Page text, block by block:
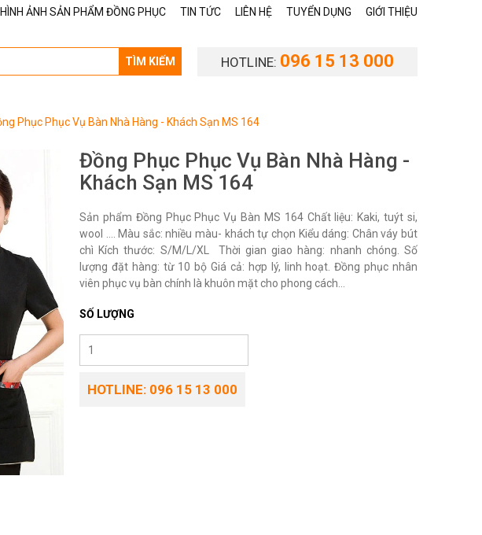
HÌNH ẢNH SẢN PHẨM ĐỒNG PHỤC TIN TỨC LIÊN HỆ TUYỂN DỤNG GIỚI THIỆU
HOTLINE: 096 15 13 000
TÌM KIẾM
Phục Phục Vụ Bàn Nhà Hàng - Khách Sạn MS 164
Đồng Phục Phục Vụ Bàn Nhà Hàng -
Khách Sạn MS 164
Sản phẩm Đồng Phục Phục Vụ Bàn MS 164 Chất liệu: Kaki, tuýt si,
wool …. Màu sắc: nhiều màu- khách tự chọn Kiểu dáng: Chân váy bút
chì Kích thước: S/M/L/XL Thời gian giao hàng: nhanh chóng. Số
lượng đặt hàng: từ 10 bộ Giá cả: hợp lý, linh hoạt. Đồng phục nhân
viên phục vụ bàn chính là khuôn mặt cho phong cách...
SỐ LƯỢNG
HOTLINE: 096 15 13 000